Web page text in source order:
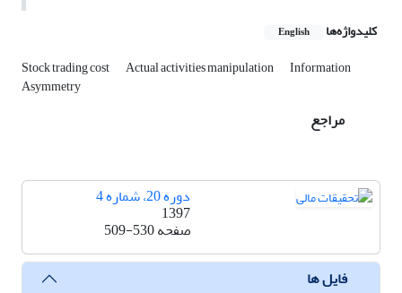
کلیدواژه‌ها English
Stock trading cost Actual activities manipulation Information
Asymmetry
مراجع
دوره 20، شماره 4
1397
صفحه509-530
فایل ها